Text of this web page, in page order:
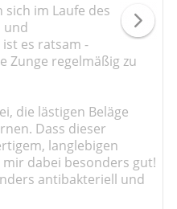
im Laufe des
und
es ratsam -
Zunge regelmäßig zu
die lästigen Beläge
Dass dieser
langlebigen
dabei besonders gut!
antibakteriell und